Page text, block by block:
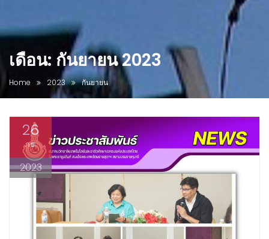
เดือน: กันยายน 2023
Home 2023 กันยายน
26
ก.ย.
2023